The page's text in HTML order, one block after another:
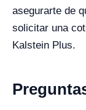
asegurarte de
solicitar una
Kalstein Plus.